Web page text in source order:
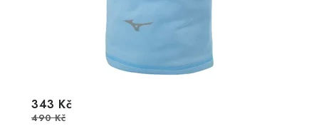
343 Kč
490 Kč